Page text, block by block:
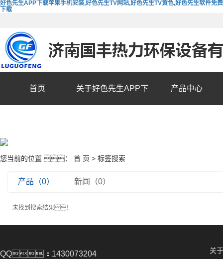
好色先生APP下载苹果手机安装,好色先生TV网站,好色先生TV黄色,好色先生软件免费
下载
首页 关于好色先生APP下 产品中心
您当前的位置 ： 首 页 > 标签搜索
产品（0） 新闻（0）
未找到搜索结果！
QQ：1430073204
关